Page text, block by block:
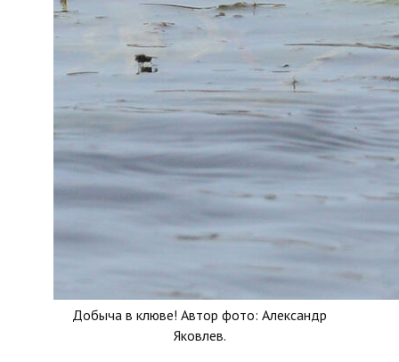
Добыча в клюве! Автор фото: Александр
Яковлев.